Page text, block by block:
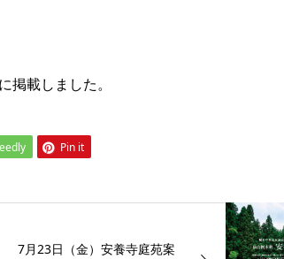
載しました。
Pin it
7月23日（金）安養寺庭苑案